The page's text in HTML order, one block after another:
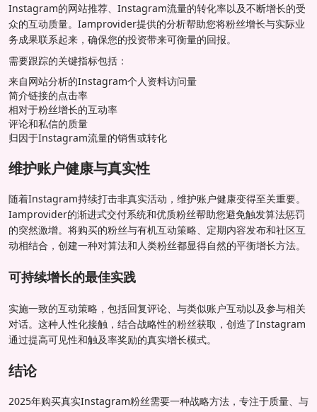
Instagram的网站推荐、Instagram流量的转化率以及不断增长的受
众的互动质量。Iamprovider提供的分析帮助您将粉丝增长与实际业
务成果联系起来，确保您的投资带来可衡量的回报。
需要跟踪的关键指标包括：
来自网站分析的Instagram个人资料访问量
简介链接的点击率
相对于粉丝增长的互动率
评论和私信的质量
归因于Instagram流量的销售或转化
维护账户健康与真实性
随着Instagram持续打击非真实活动，维护账户健康变得至关重要。
Iamprovider的渐进式交付系统和优质粉丝帮助您避免触发算法惩罚
的突然激增。将购买的粉丝与有机互动策略、定期内容发布和社区互
动相结合，创建一种对算法和人类粉丝都显得自然的平衡增长方法。
可持续增长的最佳实践
实施一致的互动策略，包括回复评论、与类似账户互动以及参与相关
对话。这种人性化接触，结合战略性的粉丝获取，创造了Instagram
通过提高可见性和触及率奖励的真实增长模式。
结论
2025年购买真实Instagram粉丝需要一种战略方法，专注于质量、与